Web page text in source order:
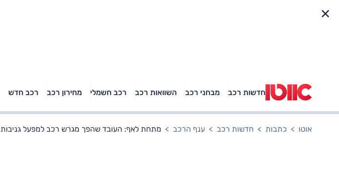
חדשות רכב מבחני רכב השוואות רכב רכב חשמלי מחירון רכב רכב חדש
באיזה רכב פנאי נוסעת
טויוטה ראב 4, קיה
ספורטאז' לונג ויונדאי
הנייר ועל הכביש
אוטו כתבות חדשות רכב ענף הרכב מתחת לאף: העובד שהפך מגרש רכב למפעל גניבות